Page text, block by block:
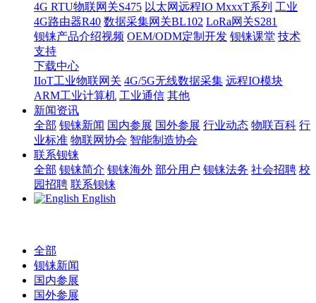
4G RTU物联网关S475 以太网远程IO MxxxT系列 工业
4G路由器R40 数据采集网关BL102 LoRa网关S281
钡铼产品介绍视频 OEM/ODM定制开发 钡铼课堂 技术
支持
下载中心
IIoT工业物联网关 4G/5G无线数据采集 远程IO模块
ARM工业计算机 工业通信 其他
新闻资讯
全部 钡铼新闻 国内参展 国外参展 行业动态 物联百科 行
业标准 物联网协会 智能制造协会
联系钡铼
全部 钡铼简介 钡铼海外 部分用户 钡铼法务 社会招聘 校
园招聘 联系钡铼
English
全部
钡铼新闻
国内参展
国外参展